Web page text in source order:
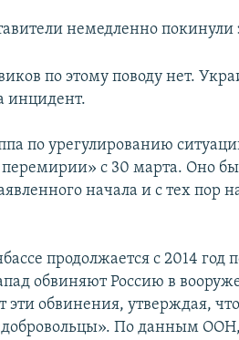
немедленно покинули
по этому поводу нет.
инцидент.
по урегулированию
перемирии» с 30 марта. Оно
начала и с тех пор
продолжается с 2014 год
обвиняют Россию в
эти обвинения, утверждая,
По данным